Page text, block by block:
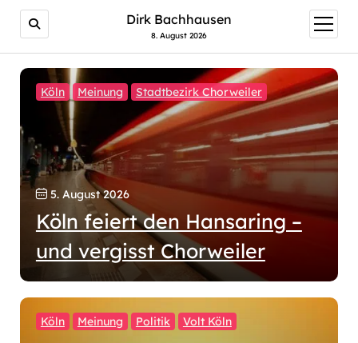
Dirk Bachhausen
8. August 2026
Menü
öffnen
Köln Meinung Stadtbezirk Chorweiler
5. August 2026
Köln feiert den Hansaring –
und vergisst Chorweiler
Köln Meinung Politik Volt Köln